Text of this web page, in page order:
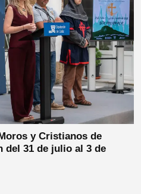
y Cristianos de
del 31 de julio al 3 de